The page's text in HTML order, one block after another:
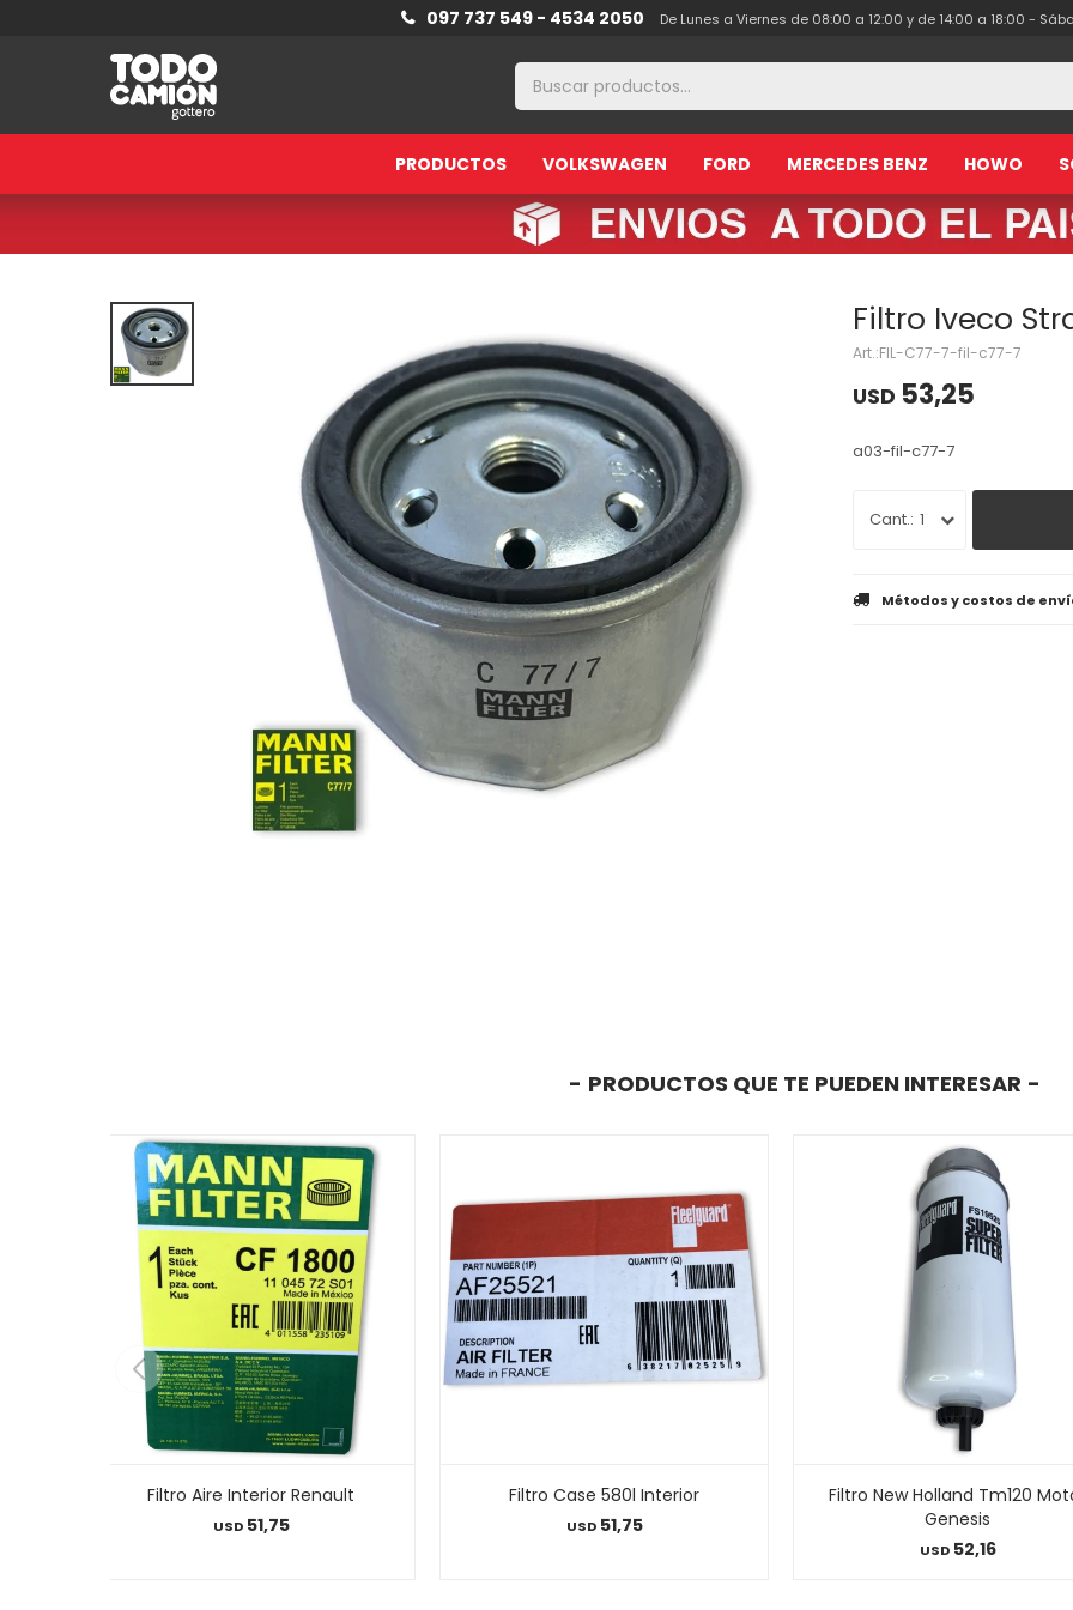
PRODUCTOS VOLKSWAGEN FORD MERCEDES BENZ HOWO
097 737 549 - 4534 2050 De Lunes a Viernes de 08:00 a 12:00 y de 14:00 a 18:00 -
Filtro Iveco
FIL-C77-7-fil-c77-7
USD 53,25
a03-fil-c77-7
1
Métodos y costos de
PRODUCTOS QUE TE PUEDEN INTERESAR
Filtro Aire Interior Renault
USD 51,75
Filtro Case 580l Interior
USD 51,75
Filtro New Holland Tm120
Genesis
USD 52,16